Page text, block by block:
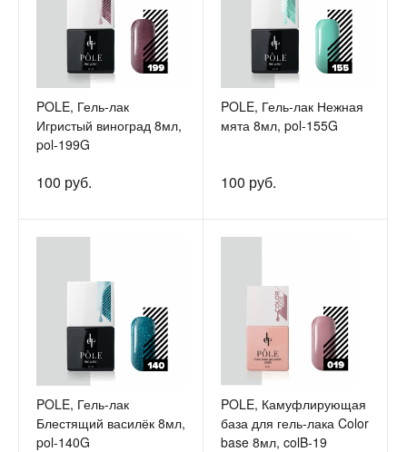
POLE, Гель-лак
Игристый виноград 8мл,
pol-199G
100 руб.
POLE, Гель-лак Нежная
мята 8мл, pol-155G
100 руб.
POLE, Гель-лак
Блестящий василёк 8мл,
pol-140G
POLE, Камуфлирующая
база для гель-лака Color
base 8мл, colB-19